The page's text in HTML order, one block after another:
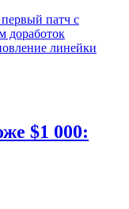
патч с
доработок
линейки
$1 000: